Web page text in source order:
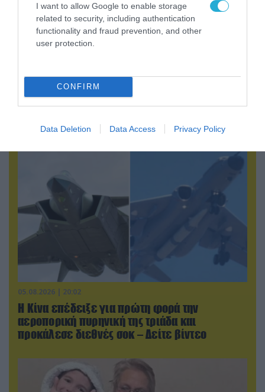
I want to allow Google to enable storage
related to security, including authentication
functionality and fraud prevention, and other
user protection.
CONFIRM
Data Deletion Data Access Privacy Policy
06.08.2026 | 09:03
Μαροκινός παράνομος μετανάστης επιτέθηκε
σε 42χρονη σε στάση Τραμ στην Ισπανία και
απείλησε ότι θα την κακοποιήσει!
05.08.2026 | 20:02
Η Κίνα επέδειξε για πρώτη φορά την
αεροπορική πυρηνική της τριάδα και
προκάλεσε διεθνές σοκ – Δείτε βίντεο